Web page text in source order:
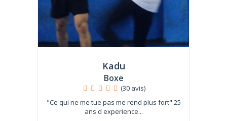
Kadu
Boxe
(30 avis)
"Ce qui ne me tue pas me rend plus fort" 25
ans d experience...